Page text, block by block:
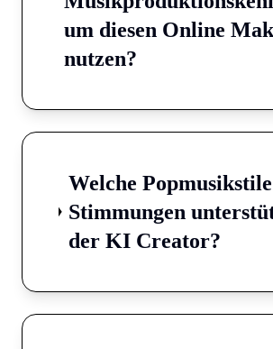
um diesen Online
nutzen?
Welche
Stimmungen
der KI Creator?